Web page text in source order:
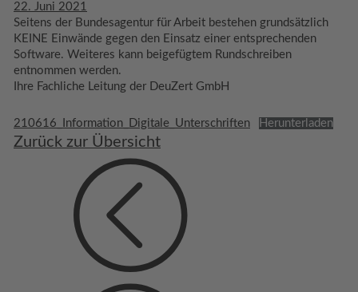
22. Juni 2021
Seitens der Bundesagentur für Arbeit bestehen grundsätzlich
KEINE Einwände gegen den Einsatz einer entsprechenden
Software. Weiteres kann beigefügtem Rundschreiben
entnommen werden.
Ihre Fachliche Leitung der DeuZert GmbH
210616_Information_Digitale_Unterschriften Herunterladen
Zurück zur Übersicht